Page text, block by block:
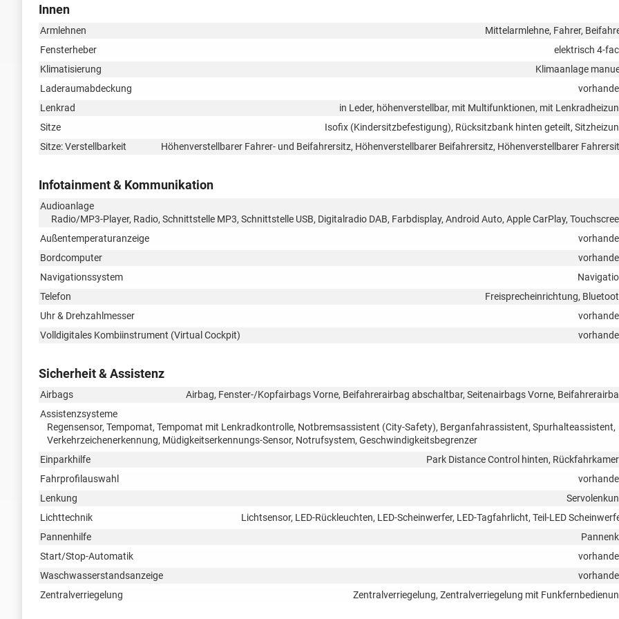
Innen
Armlehnen
Mittelarmlehne, Fahrer,
Fensterheber
elektrisch 4-
Klimatisierung
Klimaanlage
Laderaumabdeckung
Lenkrad
in Leder, höhenverstellbar, mit Multifunktionen, mit
Sitze
Isofix (Kindersitzbefestigung), Rücksitzbank hinten geteilt,
Sitze: Verstellbarkeit
Höhenverstellbarer Fahrer- und Beifahrersitz, Höhenverstellbarer Beifahrersitz, Höhenverstellbarer
Infotainment & Kommunikation
Audioanlage
Radio/MP3-Player, Radio, Schnittstelle MP3, Schnittstelle USB, Digitalradio DAB, Farbdisplay, Android Auto, Apple CarPlay,
Außentemperaturanzeige
Bordcomputer
Navigationssystem
Telefon
Freisprecheinrichtung,
Uhr & Drehzahlmesser
Volldigitales Kombiinstrument (Virtual Cockpit)
Sicherheit & Assistenz
Airbags
Airbag, Fenster-/Kopfairbags Vorne, Beifahrerairbag abschaltbar, Seitenairbags Vorne,
Assistenzsysteme
Regensensor, Tempomat, Tempomat mit Lenkradkontrolle, Notbremsassistent (City-Safety), Berganfahrassistent, Spurhalteassistent,
Verkehrzeichenerkennung, Müdigkeitserkennungs-Sensor, Notrufsystem, Geschwindigkeitsbegrenzer
Einparkhilfe
Park Distance Control hinten,
Fahrprofilauswahl
Lenkung
Lichttechnik
Lichtsensor, LED-Rückleuchten, LED-Scheinwerfer, LED-Tagfahrlicht, Teil-LED
Pannenhilfe
Start/Stop-Automatik
Waschwasserstandsanzeige
Zentralverriegelung
Zentralverriegelung, Zentralverriegelung mit